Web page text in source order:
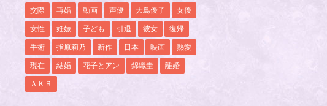
交際 再婚 動画 声優 大島優子 女優
女性 妊娠 子ども 引退 彼女 復帰
手術 指原莉乃 新作 日本 映画 熱愛
現在 結婚 花子とアン 錦織圭 離婚
ＡＫＢ